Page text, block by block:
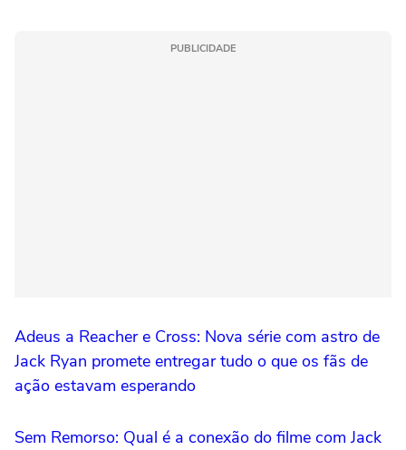
PUBLICIDADE
Adeus a Reacher e Cross: Nova série com astro de
Jack Ryan promete entregar tudo o que os fãs de
ação estavam esperando
Sem Remorso: Qual é a conexão do filme com Jack